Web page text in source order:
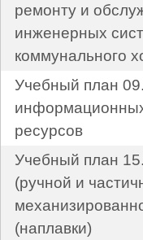
ремонту и
инженерных
коммунального
Учебный план
ресурсов
Учебный план
(ручной и
(наплавки)